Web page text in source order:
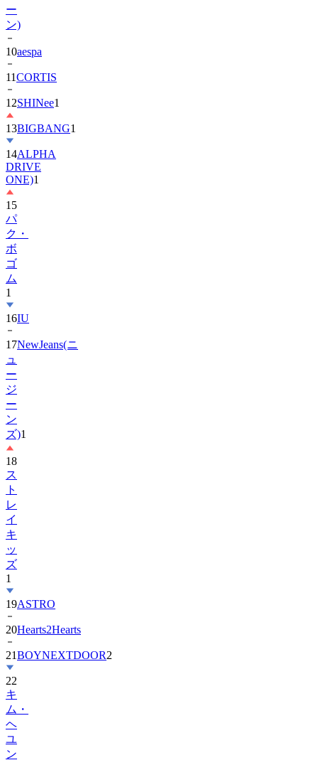
ー
ン)
10aespa
11CORTIS
12SHINee1
13BIGBANG1
14ALPHA
DRIVE
ONE)1
15
パ
ク・
ボ
ゴ
ム
1
16IU
17NewJeans(ニ
ュ
ー
ジ
ー
ン
ズ)1
18
ス
ト
レ
イ
キ
ッ
ズ
1
19ASTRO
20Hearts2Hearts
21BOYNEXTDOOR2
22
キ
ム・
ヘ
ユ
ン